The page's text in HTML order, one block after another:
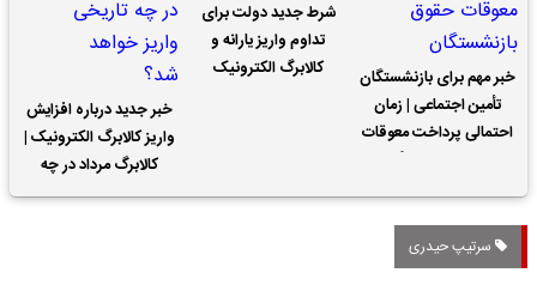
خبر مهم برای بازنشستگان
تأمین اجتماعی | زمان
احتمالی پرداخت معوقات
شرط جدید دولت برای
تداوم واریز یارانه و
کالابرگ الکترونیک
خبر جدید درباره افزایش
واریز کالابرگ الکترونیک |
کالابرگ مرداد در چه
تاریخی واریز خواهد شد؟
سرتیپ حیدری